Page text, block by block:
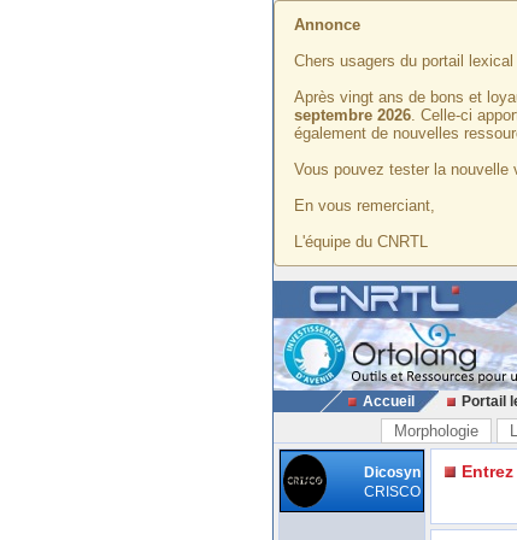
Annonce
Chers usagers du portail lexical
Après vingt ans de bons et
septembre 2026. Celle-ci
également de nouvelles
Vous pouvez tester la nouvelle
En vous remerciant,
L'équipe du CNRTL
Accueil Portail
Morphologie
Dicosyn
CRISCO